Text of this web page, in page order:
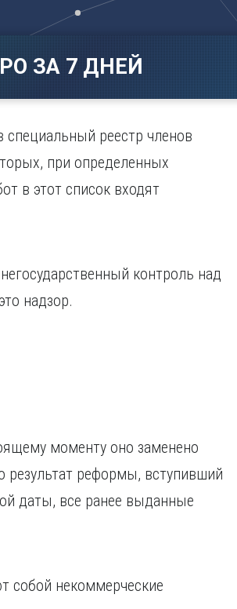
Севастополь
Чебоксары
Ярославль
ЗА 7 ДНЕЙ
специальный реестр членов
при определенных
в этот список входят
контроль над
надзор.
моменту оно заменено
результат реформы, вступивший
даты, все ранее выданные
собой некоммерческие